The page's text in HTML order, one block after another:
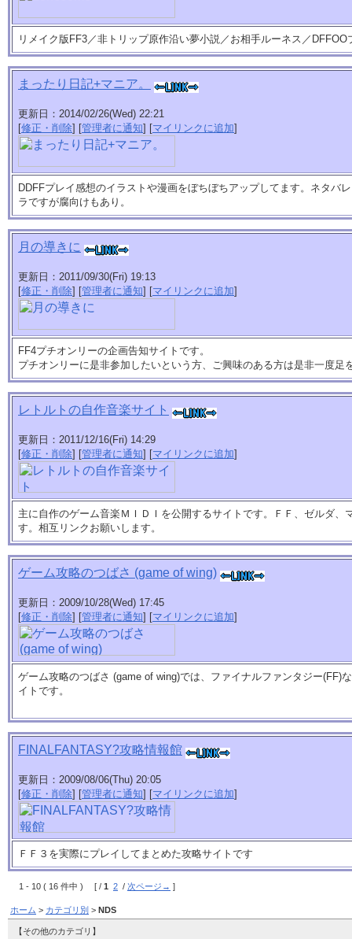
リメイク版FF3／非トリップ原作沿い夢小説／お相手ルーネス／
まったり日記+マニア。
更新日：2014/02/26(Wed) 22:21
[修正・削除] [管理者に通知] [マイリンクに追加]
DDFFプレイ感想のイラストや漫画をぼちぼちアップしてます。ネタバ
ラですが腐向けもあり。
月の導きに
更新日：2011/09/30(Fri) 19:13
[修正・削除] [管理者に通知] [マイリンクに追加]
FF4プチオンリーの企画告知サイトです。
プチオンリーに是非参加したいという方、ご興味のある方は是非一度
レトルトの自作音楽サイト
更新日：2011/12/16(Fri) 14:29
[修正・削除] [管理者に通知] [マイリンクに追加]
主に自作のゲーム音楽ＭＩＤＩを公開するサイトです。ＦＦ、ゼルダ、
す。相互リンクお願いします。
ゲーム攻略のつばさ (game of wing)
更新日：2009/10/28(Wed) 17:45
[修正・削除] [管理者に通知] [マイリンクに追加]
ゲーム攻略のつばさ (game of wing)では、ファイナルファンタジー(FF)
イトです。
FINALFANTASY?攻略情報館
更新日：2009/08/06(Thu) 20:05
[修正・削除] [管理者に通知] [マイリンクに追加]
ＦＦ３を実際にプレイしてまとめた攻略サイトです
1 - 10 ( 16 件中 ) [ / 1 2 / 次ページ→ ]
ホーム > カテゴリ別 > NDS
【その他のカテゴリ】